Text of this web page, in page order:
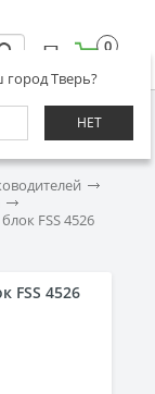
город Тверь?
НЕТ
0
FSS 4526
FSS 4526